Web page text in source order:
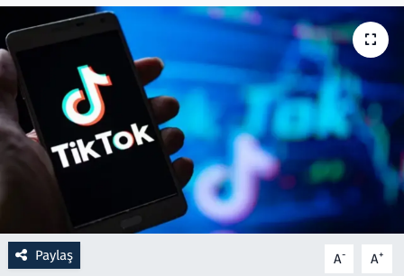
Paylaş A- A+
Ramazan
Resmi İlanlar
Rüya Tabirleri
Sağlık
Savunma Sanayi